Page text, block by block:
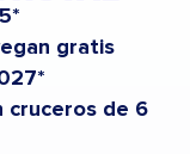
gratis
cruceros de 6